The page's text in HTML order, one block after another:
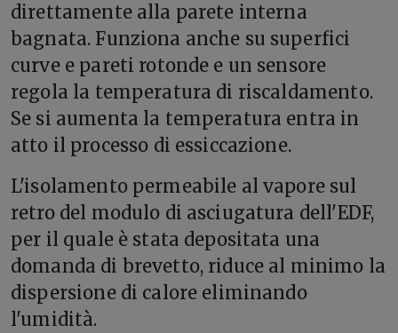
direttamente alla parete interna
bagnata. Funziona anche su superfici
curve e pareti rotonde e un sensore
regola la temperatura di riscaldamento.
Se si aumenta la temperatura entra in
atto il processo di essiccazione.
L'isolamento permeabile al vapore sul
retro del modulo di asciugatura dell'EDF,
per il quale è stata depositata una
domanda di brevetto, riduce al minimo la
dispersione di calore eliminando
l'umidità.